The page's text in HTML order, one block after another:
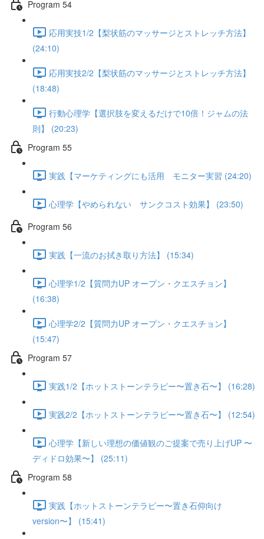
Program 54
応用実技1/2【梨状筋のマッサージとストレッチ方法】
(24:10)
応用実技2/2【梨状筋のマッサージとストレッチ方法】
(18:48)
行動心理学【選択肢を変えるだけで10倍！ジャムの法
則】 (20:23)
Program 55
実践【マーケティングにも活用 モニター実習 (24:20)
心理学【やめられない サンクコスト効果】 (23:50)
Program 56
実践【一流のお拭き取り方法】 (15:34)
心理学1/2【質問力UP オープン・クエスチョン】
(16:38)
心理学2/2【質問力UP オープン・クエスチョン】
(15:47)
Program 57
実践1/2【ホットストーンテラピー〜置き石〜】 (16:28)
実践2/2【ホットストーンテラピー〜置き石〜】 (12:54)
心理学【新しい理想の価値観のご提案で売り上げUP 〜
ディドロ効果〜】 (25:11)
Program 58
実践【ホットストーンテラピー〜置き石仰向け
version〜】 (15:41)